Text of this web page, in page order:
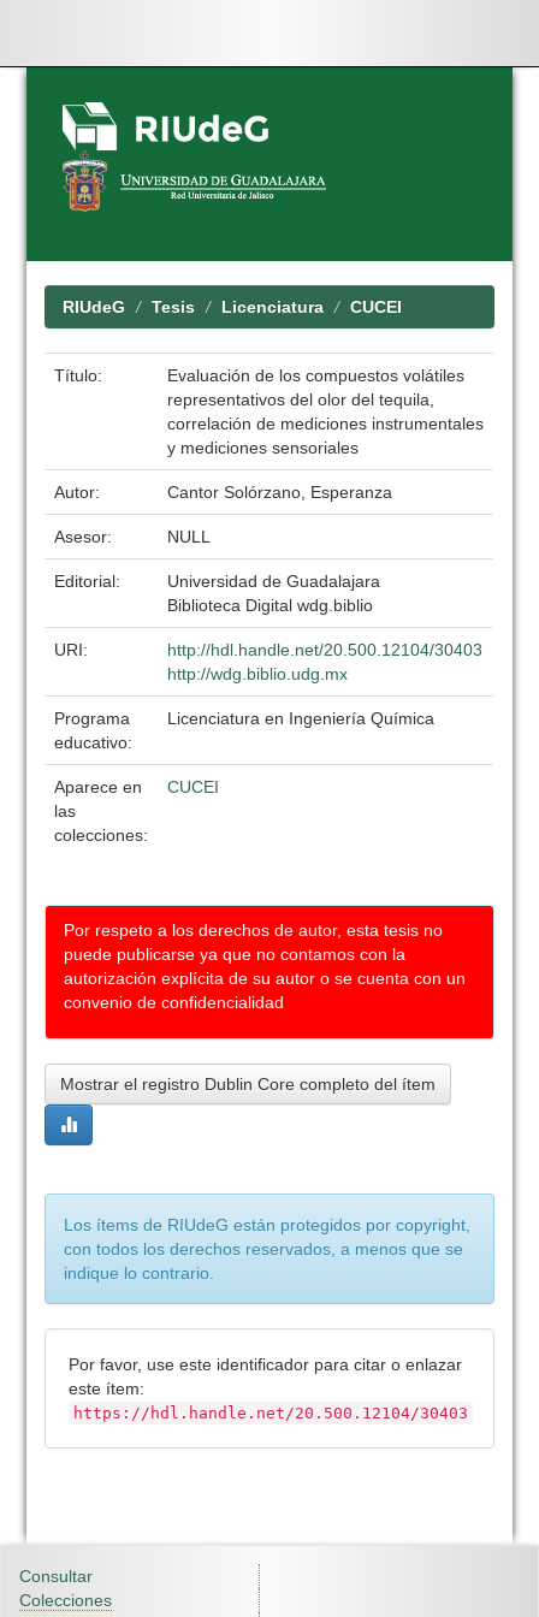
Skip
navigation
RIUdeG Tesis Licenciatura CUCEI
Título:
Evaluación de los compuestos volátiles
representativos del olor del tequila,
correlación de mediciones instrumentales
y mediciones sensoriales
Autor: Cantor Solórzano, Esperanza
Asesor: NULL
Editorial:
Universidad de Guadalajara
Biblioteca Digital wdg.biblio
URI:
http://hdl.handle.net/20.500.12104/30403
http://wdg.biblio.udg.mx
Programa
educativo:
Licenciatura en Ingeniería Química
Aparece en
las
colecciones:
CUCEI
Por respeto a los derechos de autor, esta tesis no
puede publicarse ya que no contamos con la
autorización explícita de su autor o se cuenta con un
convenio de confidencialidad
Mostrar el registro Dublin Core completo del ítem
Los ítems de RIUdeG están protegidos por copyright,
con todos los derechos reservados, a menos que se
indique lo contrario.
Por favor, use este identificador para citar o enlazar
este ítem:
https://hdl.handle.net/20.500.12104/30403
Consultar
Colecciones